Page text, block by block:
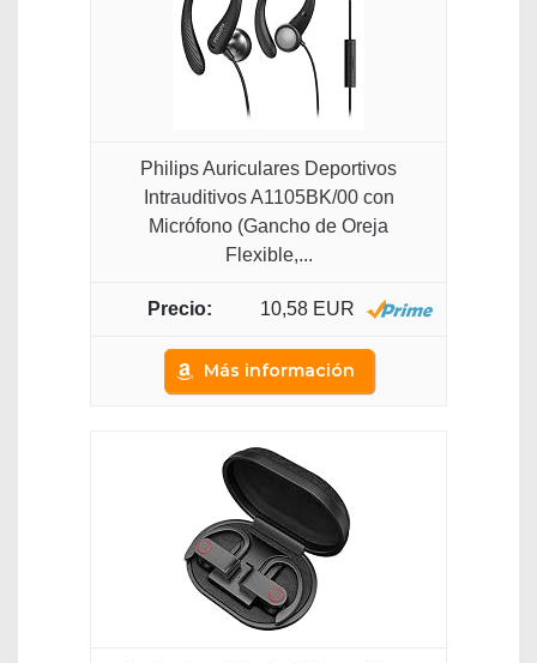
Philips Auriculares Deportivos
Intrauditivos A1105BK/00 con
Micrófono (Gancho de Oreja
Flexible,...
10,58 EUR
Más información